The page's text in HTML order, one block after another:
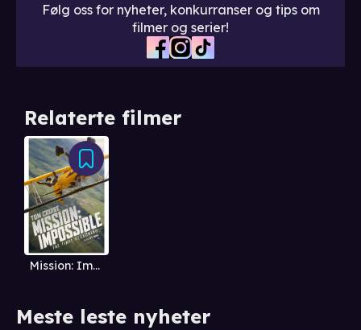
Følg oss for nyheter, konkurranser og tips om
filmer og serier!
Relaterte filmer
Mission: Impossible - The Final Reckoning
Meste leste nyheter